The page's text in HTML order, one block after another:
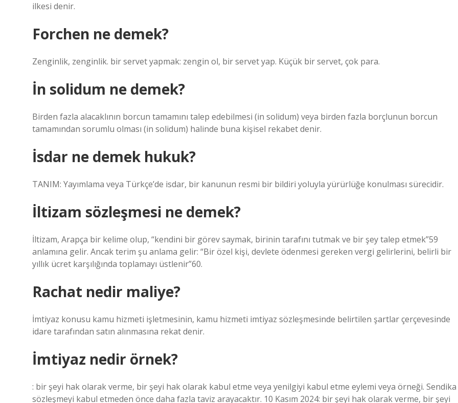
ilkesi denir.
Forchen ne demek?
Zenginlik, zenginlik. bir servet yapmak: zengin ol, bir servet yap. Küçük bir servet, çok para.
İn solidum ne demek?
Birden fazla alacaklının borcun tamamını talep edebilmesi (in solidum) veya birden fazla borçlunun borcun
tamamından sorumlu olması (in solidum) halinde buna kişisel rekabet denir.
İsdar ne demek hukuk?
TANIM: Yayımlama veya Türkçe’de isdar, bir kanunun resmi bir bildiri yoluyla yürürlüğe konulması sürecidir.
İltizam sözleşmesi ne demek?
İltizam, Arapça bir kelime olup, “kendini bir görev saymak, birinin tarafını tutmak ve bir şey talep etmek”59
anlamına gelir. Ancak terim şu anlama gelir: “Bir özel kişi, devlete ödenmesi gereken vergi gelirlerini, belirli bir
yıllık ücret karşılığında toplamayı üstlenir”60.
Rachat nedir maliye?
İmtiyaz konusu kamu hizmeti işletmesinin, kamu hizmeti imtiyaz sözleşmesinde belirtilen şartlar çerçevesinde
idare tarafından satın alınmasına rekat denir.
İmtiyaz nedir örnek?
: bir şeyi hak olarak verme, bir şeyi hak olarak kabul etme veya yenilgiyi kabul etme eylemi veya örneği. Sendika
sözleşmeyi kabul etmeden önce daha fazla taviz arayacaktır. 10 Kasım 2024: bir şeyi hak olarak verme, bir şeyi